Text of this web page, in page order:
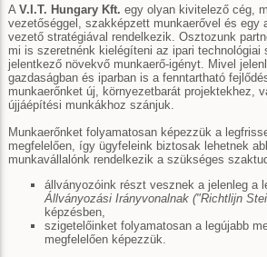
AV.I.T. Hungary Kft. egy olyan kivitelező cég,
vezetőséggel, szakképzett munkaerővel és egy
vezető stratégiával rendelkezik. Osztozunk
mi is szeretnénk kielégíteni az ipari technológiai
jelentkező növekvő munkaerő-igényt. Mivel
gazdaságban és iparban is a fenntartható
munkaerőnket új, környezetbarát projektekhez,
újjáépítési munkákhoz szánjuk.
Munkaerőnket folyamatosan képezzük a
megfelelően, így ügyfeleink biztosak lehetnek
munkavállalónk rendelkezik a szükséges
állványozóink részt vesznek a jelenleg a
Állványozási Irányvonalnak ("Richtlijn
képzésben,
szigetelőinket folyamatosan a legújabb
megfelelően képezzük.